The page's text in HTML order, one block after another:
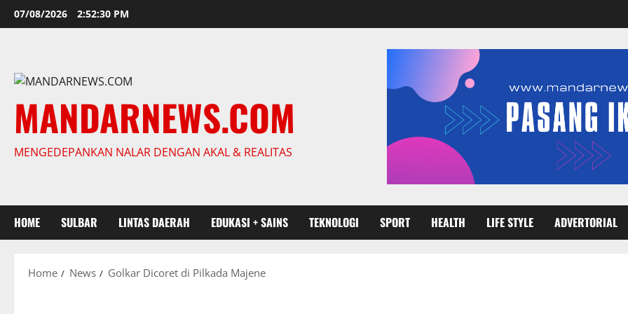
Skip
to
07/08/2026 2:52:31 PM
MANDARNEWS.COM
MENGEDEPANKAN NALAR DENGAN AKAL & REALITAS
HOME SULBAR LINTAS DAERAH EDUKASI + SAINS TEKNOLOGI SPORT HEALTH LIFE STYLE ADVERTORIAL
Home News Golkar Dicoret di Pilkada Majene